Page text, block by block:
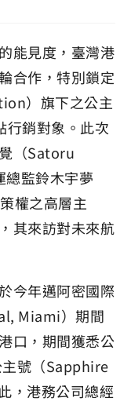
能見度，臺灣港
合作，特別鎖定
）旗下之公主
行銷對象。此次
（Satoru
監鈴木宇夢
權之高層主
其來訪對未來航
今年邁阿密國際
Miami）期間
口，期間獲悉公
號（Sapphire
，港務公司總經